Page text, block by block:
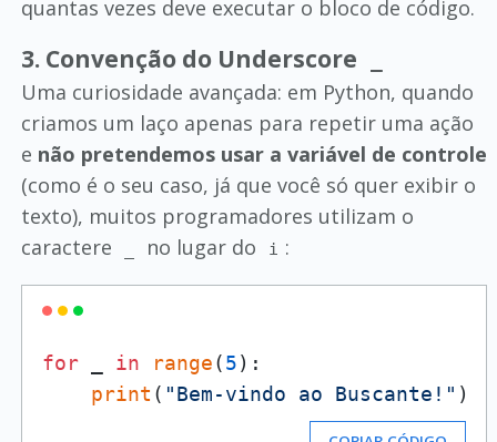
quantas vezes deve executar o bloco de código.
3. Convenção do Underscore
Uma curiosidade avançada: em Python, quando
criamos um laço apenas para repetir uma ação
e não pretendemos usar a variável de controle
(como é o seu caso, já que você só quer exibir o
texto), muitos programadores utilizam o
caractere
no lugar do i :
for _ in range(5):
print ( "Bem-vindo ao Buscante!"